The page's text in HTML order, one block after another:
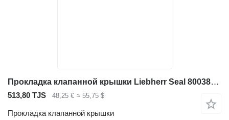
Прокладка клапанной крышки Liebherr Seal 8003843 для строительной техники
513,80 TJS 48,25 € ≈ 55,75 $
Прокладка клапанной крышки